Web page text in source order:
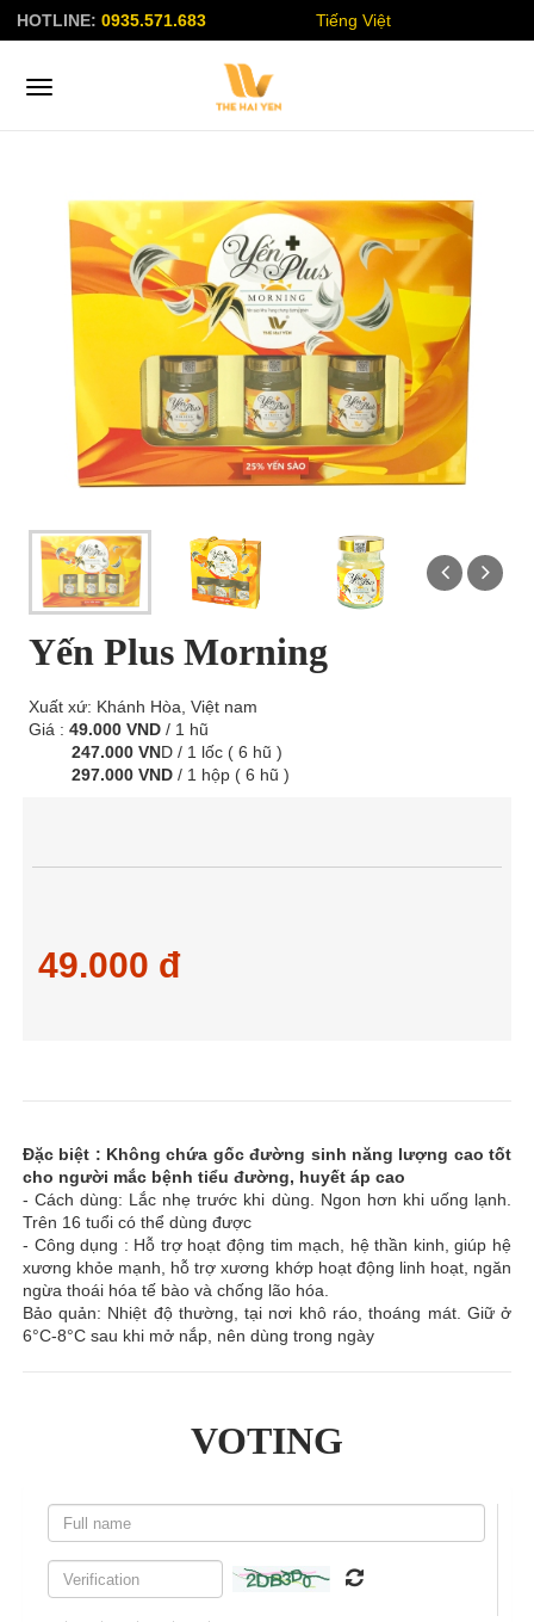
HOTLINE: 0935.571.683 Tiếng Việt
Yến Plus Morning
Xuất xứ: Khánh Hòa, Việt nam
Giá : 49.000 VND/ 1 hũ
247.000 VND / 1 lốc ( 6 hũ )
297.000 VND/ 1 hộp ( 6 hũ )
49.000 đ
Đặc biệt : Không chứa gốc đường sinh năng lượng cao tốt
cho người mắc bệnh tiểu đường, huyết áp cao
- Cách dùng: Lắc nhẹ trước khi dùng. Ngon hơn khi uống lạnh.
Trên 16 tuổi có thể dùng được
- Công dụng : Hỗ trợ hoạt động tim mạch, hệ thần kinh, giúp hệ
xương khỏe mạnh, hỗ trợ xương khớp hoạt động linh hoạt, ngăn
ngừa thoái hóa tế bào và chống lão hóa.
Bảo quản: Nhiệt độ thường, tại nơi khô ráo, thoáng mát. Giữ ở
6°C-8°C sau khi mở nắp, nên dùng trong ngày
VOTING